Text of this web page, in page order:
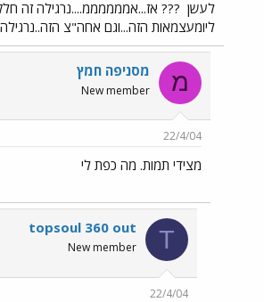
לעשן ??? אז...אממממממ....נרגילה זה
ליומעצמאות הזה...וגם אחה"צ
מ מסניפה חמץ
New member
22/4/04
מצידי תמות. מה כפת לי
T
topsoul 360 out
New member
22/4/04